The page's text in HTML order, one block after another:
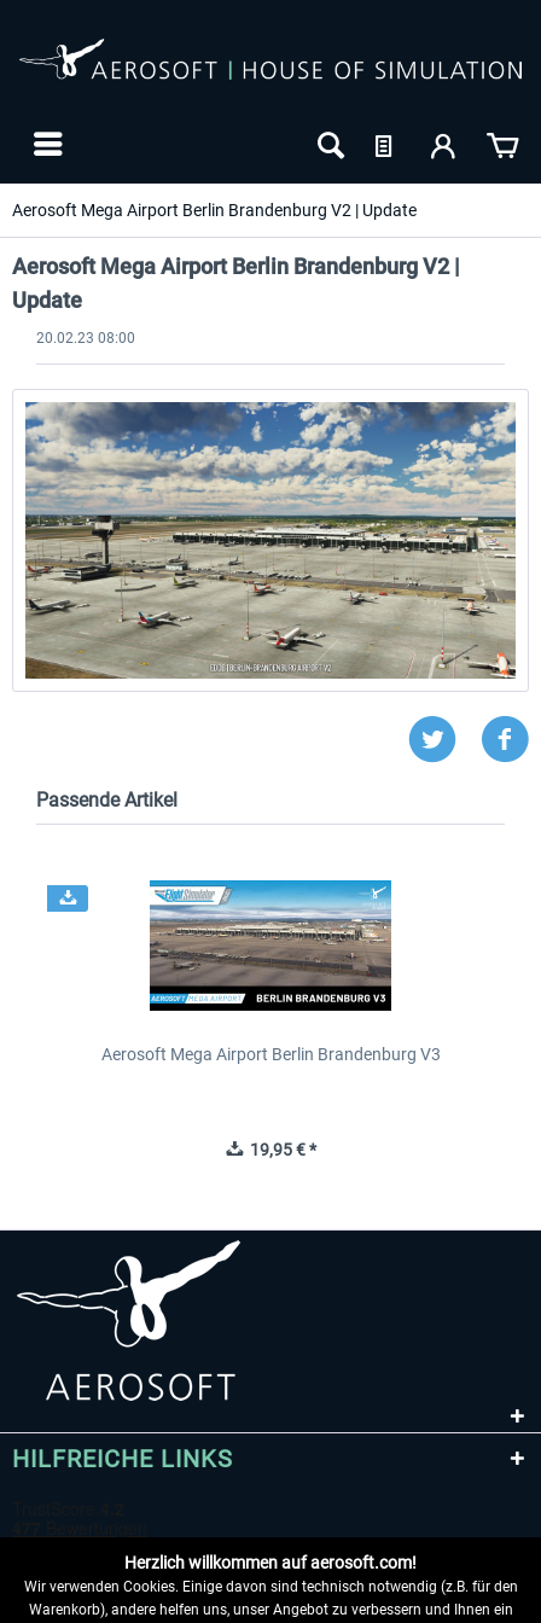
Aerosoft Mega Airport Berlin Brandenburg V2 | Update
Aerosoft Mega Airport Berlin Brandenburg V2 |
Update
20.02.23 08:00
Passende Artikel
Aerosoft Mega Airport Berlin Brandenburg V3
19,95 € *
HILFREICHE LINKS
Herzlich willkommen auf aerosoft.com!
Wir verwenden Cookies. Einige davon sind technisch notwendig (z.B. für den
Warenkorb), andere helfen uns, unser Angebot zu verbessern und Ihnen ein